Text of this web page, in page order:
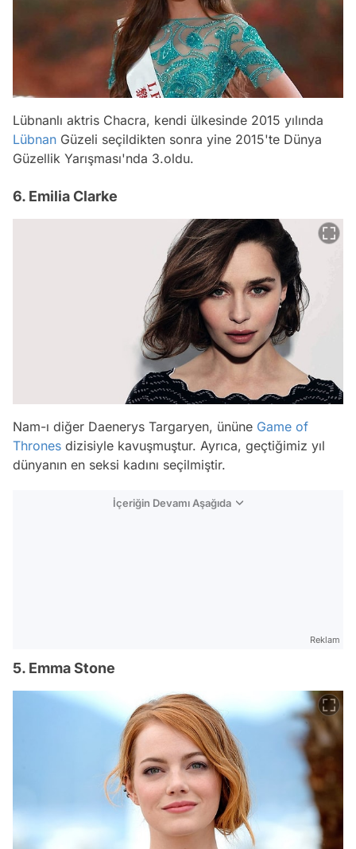
Lübnanlı aktris Chacra, kendi ülkesinde 2015 yılında
Lübnan Güzeli seçildikten sonra yine 2015'te Dünya
Güzellik Yarışması'nda 3.oldu.
6. Emilia Clarke
Nam-ı diğer Daenerys Targaryen, ününe Game of
Thrones dizisiyle kavuşmuştur. Ayrıca, geçtiğimiz yıl
dünyanın en seksi kadını seçilmiştir.
İçeriğin Devamı Aşağıda
Reklam
5. Emma Stone